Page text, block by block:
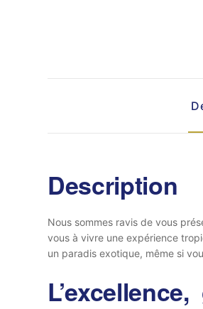
Description
Nous sommes ravis de vous
vous à vivre une expérience
un paradis exotique, même si